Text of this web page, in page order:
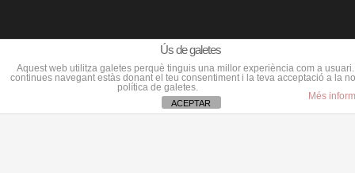
Ús de galetes
Aquest web utilitza galetes perquè tinguis una millor experiència com a
continues navegant estàs donant el teu consentiment i la teva acceptació a la
política de galetes.
Més
ACEPTAR